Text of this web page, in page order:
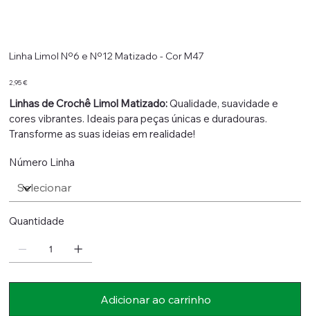
Linha Limol Nº6 e Nº12 Matizado - Cor M47
Preço
2,95 €
Linhas de Crochê Limol Matizado:Qualidade, suavidade e
cores vibrantes. Ideais para peças únicas e duradouras.
Transforme as suas ideias em realidade!
Número Linha
Quantidade
Adicionar ao carrinho